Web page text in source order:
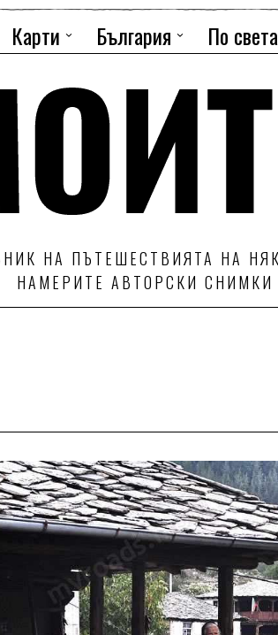
Карти България По света
НА ПЪТЕШЕСТВИЯТА НА
НАМЕРИТЕ АВТОРСКИ